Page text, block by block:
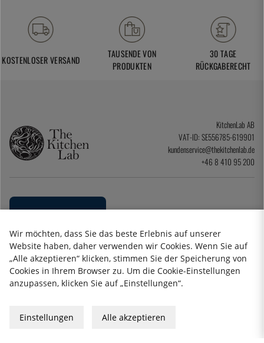
KOSTENLOSER VERSAND
TAUSENDE VON
PRODUKTEN
30 TAGE
RÜCKGABERECHT
KitchenLab AB
VAT-ID: SE556785-619901
kundenservice@thekitchenlab.de
+46 8 410 95 200
Datenschutzerklärung
Allgemeine Geschäftsbedingungen
Wir möchten, dass Sie das beste Erlebnis auf unserer
Website haben, daher verwenden wir Cookies. Wenn Sie auf
„Alle akzeptieren“ klicken, stimmen Sie der Speicherung von
Cookies in Ihrem Browser zu. Um die Cookie-Einstellungen
anzupassen, klicken Sie auf „Einstellungen“.
Einstellungen Alle akzeptieren